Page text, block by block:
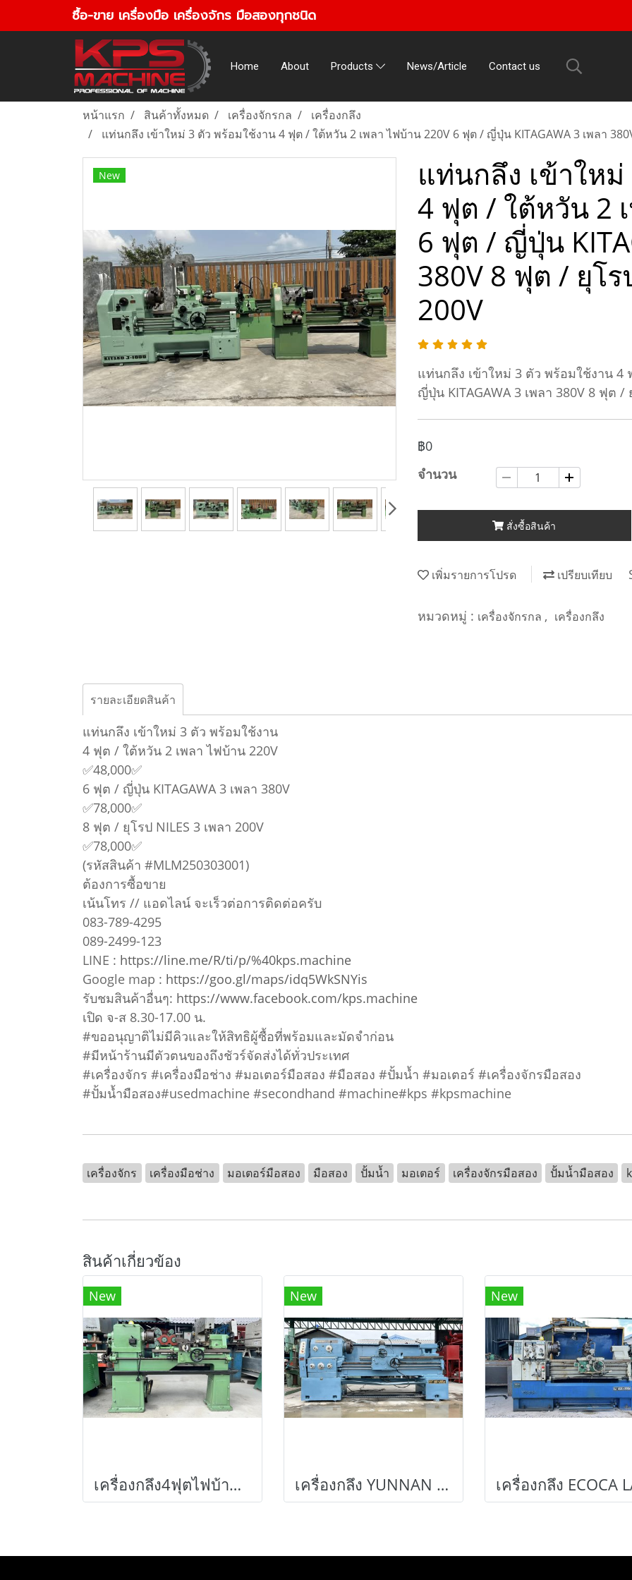
ซื้อ-ขาย เครื่องมือ เครื่องจักร มือสองทุกชนิด
Home About Products News/Article Contact us
หน้าแรก สินค้าทั้งหมด เครื่องจักรกล
เครื่องกลึง
แท่นกลึง เข้าใหม่ 3 ตัว พร้อมใช้งาน 4 ฟุต / ใต้หวัน 2 เพลา ไฟบ้าน 220V 6 ฟุต / ญี่ปุ่น KITAGAWA 3 เพลา
New
แท่นกลึง เข้าให
4 ฟุต / ใต้หวัน 2
6 ฟุต / ญี่ปุ่น
380V 8 ฟุต / ยุโร
200V
แท่นกลึง เข้าใหม่ 3 ตัว พร้อมใช้งาน
ญี่ปุ่น KITAGAWA 3 เพลา 380V 8 ฟุต /
฿0
จำนวน
สั่งซื้อสินค้า
เพิ่มรายการโปรด เปรียบเทียบ
หมวดหมู่ : เครื่องจักรกล , เครื่องกลึง
รายละเอียดสินค้า
แท่นกลึง เข้าใหม่ 3 ตัว พร้อมใช้งาน
4 ฟุต / ใต้หวัน 2 เพลา ไฟบ้าน 220V
✅48,000✅
6 ฟุต / ญี่ปุ่น KITAGAWA 3 เพลา 380V
✅78,000✅
8 ฟุต / ยุโรป NILES 3 เพลา 200V
✅78,000✅
(รหัสสินค้า #MLM250303001)
ต้องการซื้อขาย
เน้นโทร // แอดไลน์ จะเร็วต่อการติดต่อครับ
083-789-4295
089-2499-123
LINE : https://line.me/R/ti/p/%40kps.machine
Google map : https://goo.gl/maps/idq5WkSNYis
รับชมสินค้าอื่นๆ: https://www.facebook.com/kps.machine
เปิด จ-ส 8.30-17.00 น.
#ขออนุญาติไม่มีคิวและให้สิทธิผู้ซื้อที่พร้อมและมัดจำก่อน
#มีหน้าร้านมีตัวตนของถึงชัวร์จัดส่งได้ทั่วประเทศ
#เครื่องจักร #เครื่องมือช่าง #มอเตอร์มือสอง #มือสอง #ปั้มน้ำ #มอเตอร์ #เครื่องจักรมือสอง
#ปั้มน้ำมือสอง#usedmachine #secondhand #machine#kps #kpsmachine
เครื่องจักร เครื่องมือช่าง มอเตอร์มือสอง มือสอง ปั้มน้ำ มอเตอร์ เครื่องจักรมือสอง ปั้มน้ำมือสอง
สินค้าเกี่ยวข้อง
New
เครื่องกลึง4ฟุตไฟบ้าน กลึงเพลาเดียวใช้ไฟบ้าน 2 สาย 220V ใช้งานได้ปกติ
New
เครื่องกลึง YUNNAN LATHE MACHINE / Type : PVT 500 x 1500 GB เครื่องกลึง 8 ฟุต กระเป๋าไฟฟ้า เครื่องสมบูรณ์ทำงานปกติ พร้อมใช้
New